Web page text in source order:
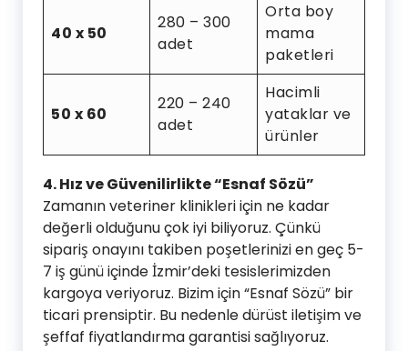
40 x 50
280 – 300
adet
Orta boy
mama
paketleri
50 x 60
220 – 240
adet
Hacimli
yataklar ve
ürünler
4. Hız ve Güvenilirlikte “Esnaf Sözü”
Zamanın veteriner klinikleri için ne kadar
değerli olduğunu çok iyi biliyoruz. Çünkü
sipariş onayını takiben poşetlerinizi en geç 5-
7 iş günü içinde İzmir’deki tesislerimizden
kargoya veriyoruz. Bizim için “Esnaf Sözü” bir
ticari prensiptir. Bu nedenle dürüst iletişim ve
şeffaf fiyatlandırma garantisi sağlıyoruz.